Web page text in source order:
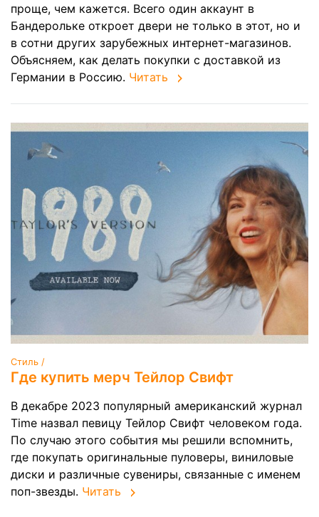
проще, чем кажется. Всего один аккаунт в
Бандерольке откроет двери не только в этот, но и
в сотни других зарубежных интернет-магазинов.
Объясняем, как делать покупки с доставкой из
Германии в Россию. Читать
Стиль /
Где купить мерч Тейлор Свифт
В декабре 2023 популярный американский журнал
Time назвал певицу Тейлор Свифт человеком года.
По случаю этого события мы решили вспомнить,
где покупать оригинальные пуловеры, виниловые
диски и различные сувениры, связанные с именем
поп-звезды. Читать